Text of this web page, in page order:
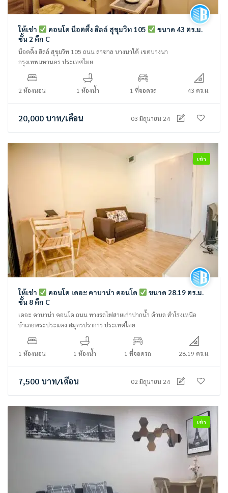
ให้เช่า คอนโด น็อตติ้ง ฮิลล์ สุขุมวิท 105
ขนาด 43 ตร.ม.
ชั้น 2 ตึก C
น็อตติ้ง ฮิลล์ สุขุมวิท 105 ถนน ลาซาล บางนาใต้ เขตบางนา
กรุงเทพมหานคร ประเทศไทย
2 ห้องนอน 1 ห้องน้ำ 1 ที่จอดรถ 43 ตร.ม.
20,000 บาท/เดือน 03 มิถุนายน 24
เช่า
ให้เช่า คอนโด เดอะ คาบาน่า คอนโด
ขนาด 28.19 ตร.ม.
ชั้น 8 ตึก C
เดอะ คาบาน่า คอนโด ถนน ทางรถไฟสายเก่าปากน้ำ ตำบล สำโรงเหนือ
อำเภอพระประแดง สมุทรปราการ ประเทศไทย
1 ห้องนอน 1 ห้องน้ำ 1 ที่จอดรถ 28.19 ตร.ม.
7,500 บาท/เดือน 02 มิถุนายน 24
เช่า